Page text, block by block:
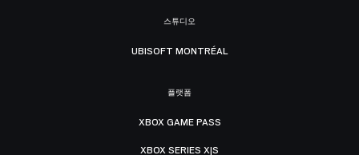
스튜디오
UBISOFT MONTRÉAL
플랫폼
XBOX GAME PASS
XBOX SERIES X|S